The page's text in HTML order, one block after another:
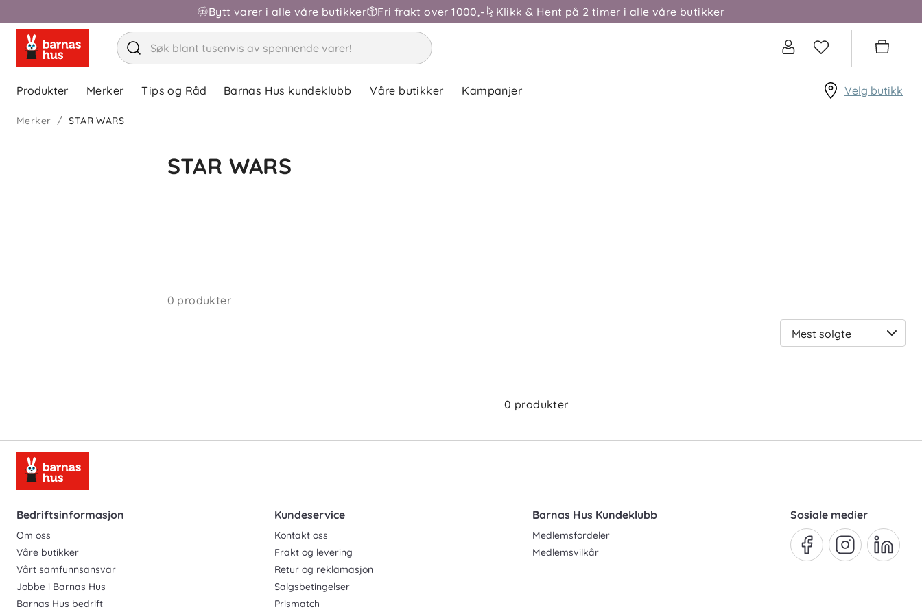
Bytt varer i alle våre butikker Fri frakt over 1000,- Klikk & Hent på 2 timer i alle våre butikker
Produkter Merker Tips og Råd Barnas Hus kundeklubb Våre butikker Kampanjer Velg butikk
Merker STAR WARS
STAR WARS
0 produkter
0 produkter
Bedriftsinformasjon
Om oss
Våre butikker
Vårt samfunnsansvar
Jobbe i Barnas Hus
Barnas Hus bedrift
Kundeservice
Kontakt oss
Frakt og levering
Retur og reklamasjon
Salgsbetingelser
Prismatch
Barnas Hus Kundeklubb
Medlemsfordeler
Medlemsvilkår
Sosiale medier